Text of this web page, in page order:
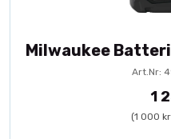
Milwaukee Batteri
Art.Nr:
1
(1 000